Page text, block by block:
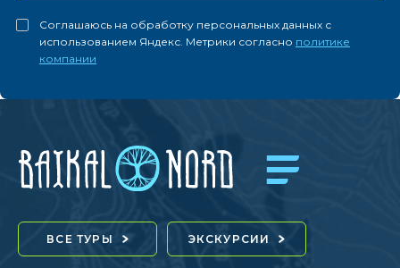
Соглашаюсь на обработку персональных данных с
использованием Яндекс. Метрики согласно политике
компании
ВСЕ ТУРЫ ЭКСКУРСИИ